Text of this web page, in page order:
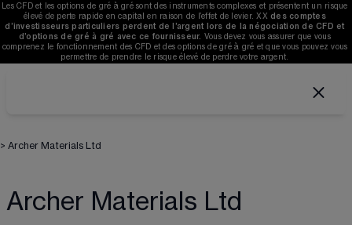
Les CFD et les options de gré à gré sont des instruments complexes et présentent un risque
élevé de perte rapide en capital en raison de l’effet de levier. XX des comptes
d’investisseurs particuliers perdent de l’argent lors de la négociation de CFD et
d’options de gré à gré avec ce fournisseur. Vous devez vous assurer que vous
comprenez le fonctionnement des CFD et des options de gré à gré et que vous pouvez vous
permettre de prendre le risque élevé de perdre votre argent.
> Archer Materials Ltd
Archer Materials Ltd